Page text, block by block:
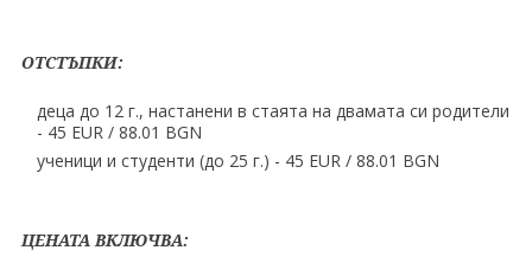
ОТСТЪПКИ:
деца до 12 г., настанени в стаята на двамата си родители
- 45 EUR ∕ 88.01 BGN
ученици и студенти (до 25 г.) - 45 EUR ∕ 88.01 BGN
ЦЕНАТА ВКЛЮЧВА: